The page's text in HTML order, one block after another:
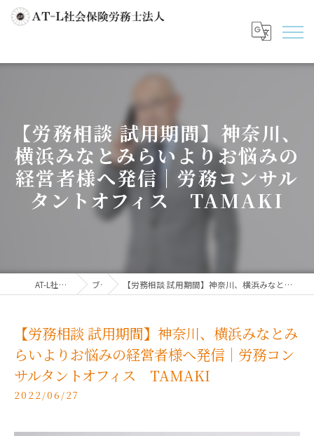
【労務相談 試用期間】神奈川、
横浜みなとみらいよりお悩みの
経営者様へ発信｜労務コンサル
タントオフィス TAMAKI
AT-L社会保険労務士法人 ブログ 【労務相談 試用期間】神奈川、横浜みなとみらいよりお悩みの経営者様へ発信｜労務コンサルタントオフィス TAMAKI
【労務相談 試用期間】神奈川、横浜みなとみ
らいよりお悩みの経営者様へ発信｜労務コン
サルタントオフィス TAMAKI
2022/06/27